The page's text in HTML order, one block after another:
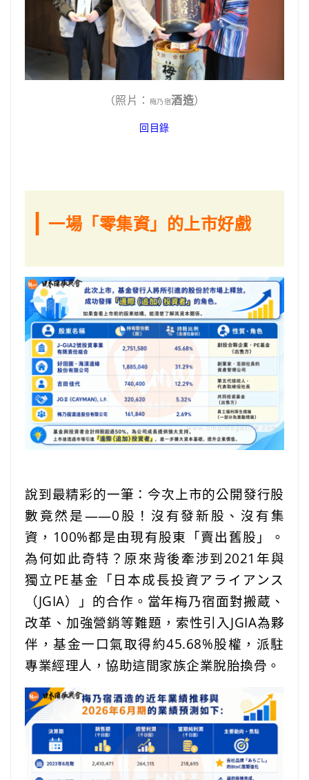
（照片： 梅乃宿酒造）
回目錄
| 一場「零集資」的上市好戲
說到最精彩的一筆：今次上市的公開發行股
數竟然是——0股！沒有發新股、沒有集
資，100%都是由現有股東「賣出舊股」。
為何如此奇特？原來背後牽涉到2021年與
獨立PE基金「日本成長投資アライアンス
（JGIA）」的合作。當年梅乃宿面對搬蔵、
改革、加強營銷等難題，索性引入JGIA為夥
伴，基金一口氣取得約45.68%股權，派駐
專業經理人，協助這間家族企業脫胎換骨。